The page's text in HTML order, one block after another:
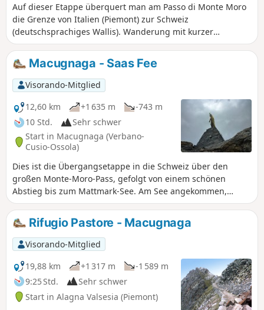
Auf dieser Etappe überquert man am Passo di Monte Moro
die Grenze von Italien (Piemont) zur Schweiz
(deutschsprachiges Wallis). Wanderung mit kurzer
Beschreibung, zu verfolgen mit der App Visorando.
Macugnaga - Saas Fee
Visorando-Mitglied
12,60 km
+1 635 m
-743 m
10 Std.
Sehr schwer
Start in Macugnaga (Verbano-
Cusio-Ossola)
Dies ist die Übergangsetappe in die Schweiz über den
großen Monte-Moro-Pass, gefolgt von einem schönen
Abstieg bis zum Mattmark-See. Am See angekommen,
fahren wir mit dem Bus nach Saas Fee.
Rifugio Pastore - Macugnaga
Visorando-Mitglied
19,88 km
+1 317 m
-1 589 m
9:25 Std.
Sehr schwer
Start in Alagna Valsesia (Piemont)